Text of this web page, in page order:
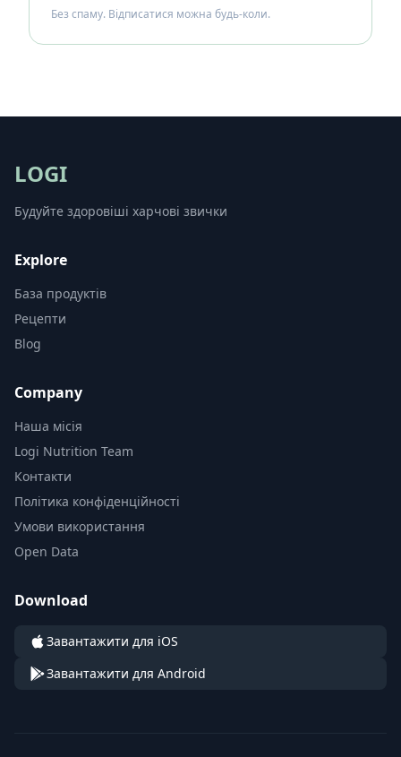
Без спаму. Відписатися можна будь-коли.
LOGI
Будуйте здоровіші харчові звички
Explore
База продуктів
Рецепти
Blog
Company
Наша місія
Logi Nutrition Team
Контакти
Політика конфіденційності
Умови використання
Open Data
Download
Завантажити для iOS
Завантажити для Android